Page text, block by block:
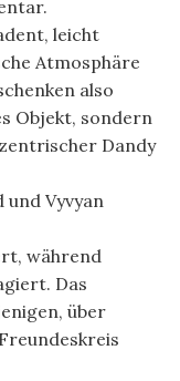
leicht
Atmosphäre
also
Objekt, sondern
Dandy
und Vyvyan
während
Das
über